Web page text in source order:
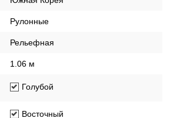
Рулонные
Рельефная
1.06 м
Голубой
Восточный